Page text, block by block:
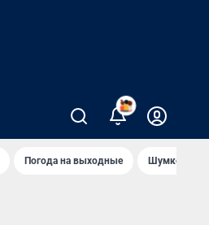
2
Погода на выходные Шумков в